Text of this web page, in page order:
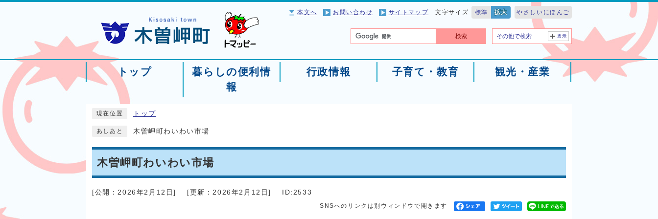
本文へ お問い合わせ サイトマップ 文字サイズ 標準 拡大 やさしいにほんご
検索 その他で検索 表示
トップ
暮らしの便利情
報
行政情報 子育て・教育 観光・産業
現在位置 トップ
あしあと 木曽岬町わいわい市場
木曽岬町わいわい市場
[公開：2026年2月12日] [更新：2026年2月12日] ID:2533
SNSへのリンクは別ウィンドウで開きます